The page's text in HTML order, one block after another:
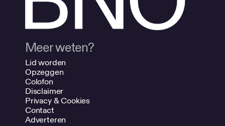
Meer weten?
Lid worden
Opzeggen
Colofon
Disclaimer
Privacy & Cookies
Contact
Adverteren